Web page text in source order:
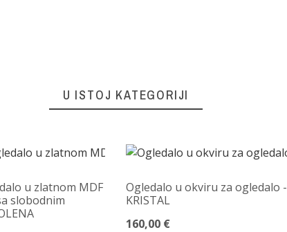
U ISTOJ KATEGORIJI
u zlatnom MDF
slobodnim
Ogledalo u okviru za ogledalo -
KRISTAL
160,00 €